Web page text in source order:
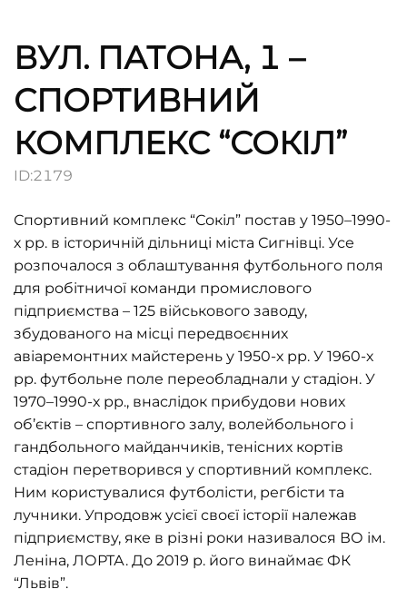
ВУЛ. ПАТОНА, 1 –
СПОРТИВНИЙ
КОМПЛЕКС “СОКІЛ”
ID:2179
Спортивний комплекс “Сокіл” постав у 1950–1990-
х рр. в історичній дільниці міста Сигнівці. Усе
розпочалося з облаштування футбольного поля
для робітничої команди промислового
підприємства – 125 військового заводу,
збудованого на місці передвоєнних
авіаремонтних майстерень у 1950-х рр. У 1960-х
рр. футбольне поле переобладнали у стадіон. У
1970–1990-х рр., внаслідок прибудови нових
об’єктів – спортивного залу, волейбольного і
гандбольного майданчиків, тенісних кортів
стадіон перетворився у спортивний комплекс.
Ним користувалися футболісти, регбісти та
лучники. Упродовж усієї своєї історії належав
підприємству, яке в різні роки називалося ВО ім.
Леніна, ЛОРТА. До 2019 р. його винаймає ФК
“Львів”.